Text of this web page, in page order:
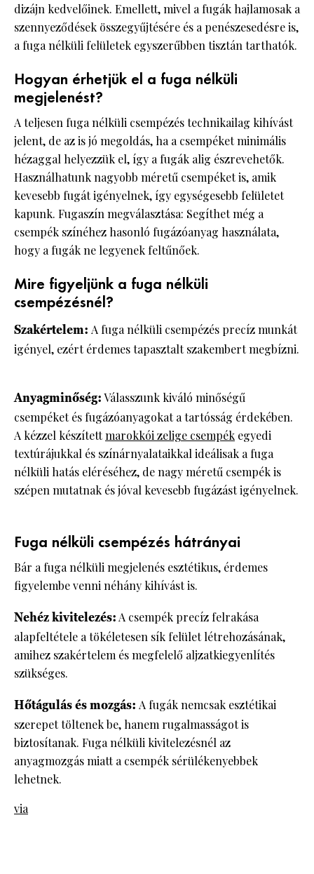
dizájn kedvelőinek. ​Emellett, mivel a fugák hajlamosak a
szennyeződések összegyűjtésére és a penészesedésre is,
a fuga nélküli felületek egyszerűbben tisztán tarthatók.​
Hogyan érhetjük el a fuga nélküli
megjelenést?
A teljesen fuga nélküli csempézés technikailag kihívást
jelent, de az is jó megoldás, ha a csempéket minimális
hézaggal helyezzük el, így a fugák alig észrevehetők.​
Használhatunk nagyobb méretű csempéket is, amik
kevesebb fugát igényelnek, így egységesebb felületet
kapunk.​ Fugaszín megválasztása: Segíthet még a
csempék színéhez hasonló fugázóanyag használata,
hogy a fugák ne legyenek feltűnőek.
Mire figyeljünk a fuga nélküli
csempézésnél?
Szakértelem: A fuga nélküli csempézés precíz munkát
igényel, ezért érdemes tapasztalt szakembert megbízni.​
Anyagminőség:Válasszunk kiváló minőségű
csempéket és fugázóanyagokat a tartósság érdekében.​
A kézzel készítettmarokkói zelige csempék egyedi
textúrájukkal és színárnyalataikkal ideálisak a fuga
nélküli hatás eléréséhez, de nagy méretű csempék is
szépen mutatnak és jóval kevesebb fugázást igényelnek.
Fuga nélküli csempézés hátrányai
Bár a fuga nélküli megjelenés esztétikus, érdemes
figyelembe venni néhány kihívást is.
Nehéz kivitelezés: A csempék precíz felrakása
alapfeltétele a tökéletesen sík felület létrehozásának,
amihez szakértelem és megfelelő aljzatkiegyenlítés
szükséges.
Hőtágulás és mozgás: A fugák nemcsak esztétikai
szerepet töltenek be, hanem rugalmasságot is
biztosítanak. Fuga nélküli kivitelezésnél az
anyagmozgás miatt a csempék sérülékenyebbek
lehetnek.
via